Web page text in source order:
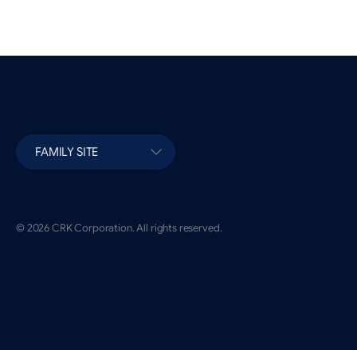
FAMILY SITE
© 2026 CRK Corporation. All rights reserved.